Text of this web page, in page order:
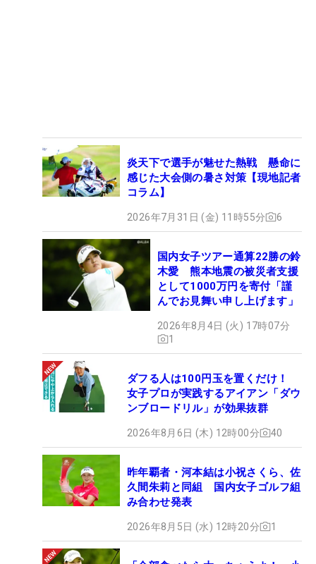
炎天下で選手が魅せた熱戦 懸命に
感じた大会側の暑さ対策【現地記者
コラム】
2026年7月31日 (金) 11時55分 6
国内女子ツアー通算22勝の鈴
木愛 熊本地震の被災者支援
として1000万円を寄付「謹
んでお見舞い申し上げます」
2026年8月4日 (火) 17時07分
1
ダフる人は100円玉を置くだけ！
女子プロが実践するアイアン「ダウ
ンブロードリル」が効果抜群
2026年8月6日 (木) 12時00分 40
昨年覇者・河本結は小祝さくら、佐
久間朱莉と同組 国内女子ゴルフ組
み合わせ発表
2026年8月5日 (水) 12時20分 1